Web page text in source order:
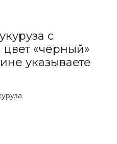
с
цвет «чёрный»
указываете